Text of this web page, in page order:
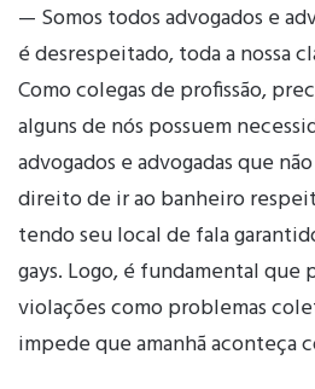
— Somos todos advogados e
é desrespeitado, toda a nossa
Como colegas de profissão,
alguns de nós possuem
advogados e advogadas que
direito de ir ao banheiro
tendo seu local de fala
gays. Logo, é fundamental que
violações como problemas
impede que amanhã aconteça